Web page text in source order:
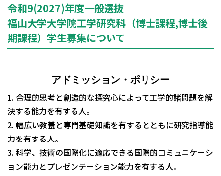
令和9(2027)年度一般選抜
福山大学大学院工学研究科（博士課程,博士後
期課程）学生募集について
アドミッション・ポリシー
1. 合理的思考と創造的な探究心によって工学的諸問題を解
決する能力を有する人。
2. 幅広い教養と専門基礎知識を有するとともに研究指導能
力を有する人。
3. 科学、技術の国際化に適応できる国際的コミュニケーシ
ョン能力とプレゼンテーション能力を有する人。